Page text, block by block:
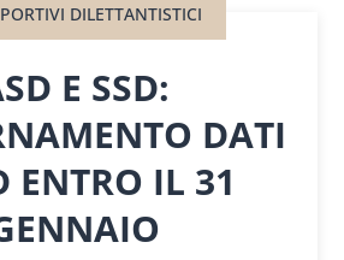
DILETTANTISTICI
E SSD:
DATI
ENTRO IL 31